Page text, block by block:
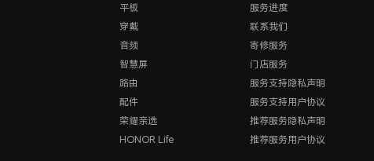
平板
穿戴
音频
智慧屏
路由
配件
荣耀亲选
HONOR Life
服务进度
联系我们
寄修服务
门店服务
服务支持隐私声明
服务支持用户协议
推荐服务隐私声明
推荐服务用户协议